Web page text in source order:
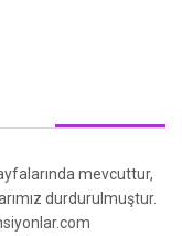
mevcuttur,
durdurulmuştur.